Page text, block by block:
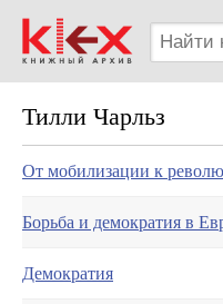
Тилли Чарльз
От мобилизации к
Борьба и демократия в
Демократия